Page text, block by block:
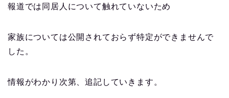
報道では同居人について触れていないため
家族については公開されておらず特定ができませんで
した。
情報がわかり次第、追記していきます。